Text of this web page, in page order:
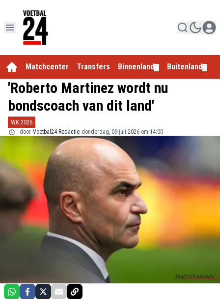
Matchcenter Transfers Binnenland Buitenland
'Roberto Martinez wordt nu
bondscoach van dit land'
WK 2026
door Voetbal24 Redactie donderdag, 09 juli 2026 om 14:00